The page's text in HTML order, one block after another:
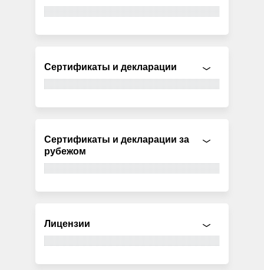
Сертификаты и декларации
Сертификаты и декларации за
рубежом
Лицензии